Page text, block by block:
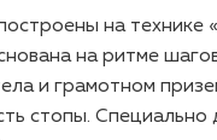
на технике
на ритме
и грамотном
стопы. Специально